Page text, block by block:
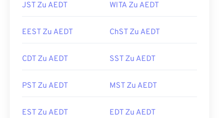
JST Zu AEDT WITA Zu AEDT
EEST Zu AEDT ChST Zu AEDT
CDT Zu AEDT SST Zu AEDT
PST Zu AEDT MST Zu AEDT
EST Zu AEDT EDT Zu AEDT